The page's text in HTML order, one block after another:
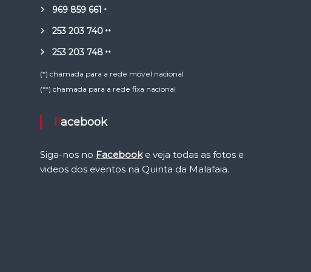
969 859 661 *
253 203 740**
253 203 748**
(*) chamada para a rede móvel nacional
(**) chamada para a rede fixa nacional
Facebook
Siga-nos no Facebooke veja todas as fotos e
videos dos eventos na Quinta da Malafaia.